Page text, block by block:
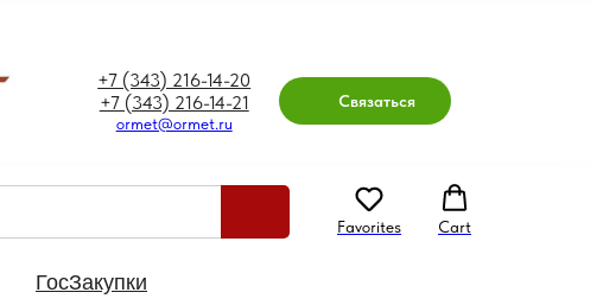
+7 (343) 216-14-20
+7 (343) 216-14-21
ormet@ormet.ru
Связаться
Favorites Cart
ГосЗакупки